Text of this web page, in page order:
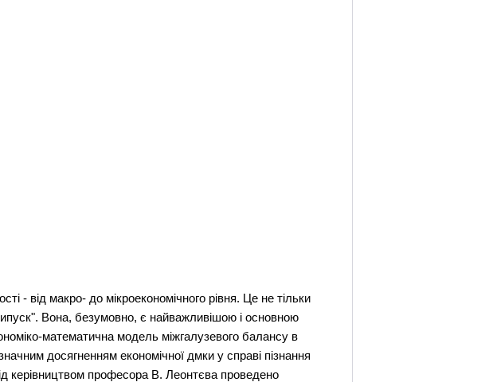
- від макро- до мікроекономічного рівня. Це не тільки
Вона, безумовно, є найважливішою і основною
математична модель міжгалузевого балансу в
досягненням економічної дмки у справі пізнання
керівництвом професора В. Леонтєва проведено